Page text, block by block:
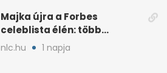
Majka újra a Forbes
celeblista élén: több
váratlan név az
élmezőnyben
nlc.hu 1 napja